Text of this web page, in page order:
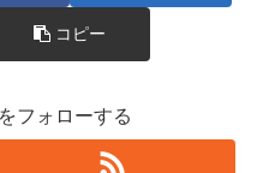
コピー
フォローする